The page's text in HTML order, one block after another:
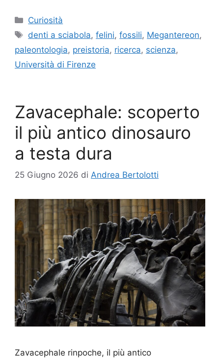
Categorie
Curiosità
Tag
denti a sciabola,felini,fossili, Megantereon,
paleontologia, preistoria, ricerca, scienza,
Università di Firenze
Zavacephale: scoperto
il più antico dinosauro
a testa dura
25 Giugno 2026 di Andrea Bertolotti
Zavacephale rinpoche, il più antico